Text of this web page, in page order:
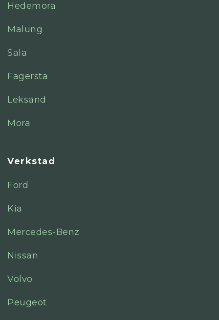
Hedemora
Malung
Sala
Fagersta
Leksand
Mora
Verkstad
Ford
Kia
Mercedes-Benz
Nissan
Volvo
Peugeot